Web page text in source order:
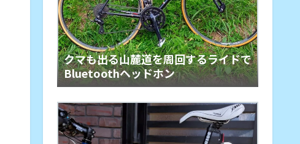
クマも出る山麓道を周回するライドで
Bluetoothヘッドホン